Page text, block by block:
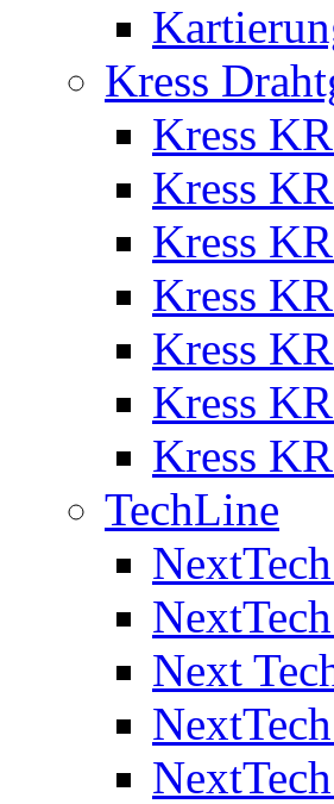
Kress
Kress
Kress
Kress
Kress
Kress
Kress
Kress
TechLine
Next